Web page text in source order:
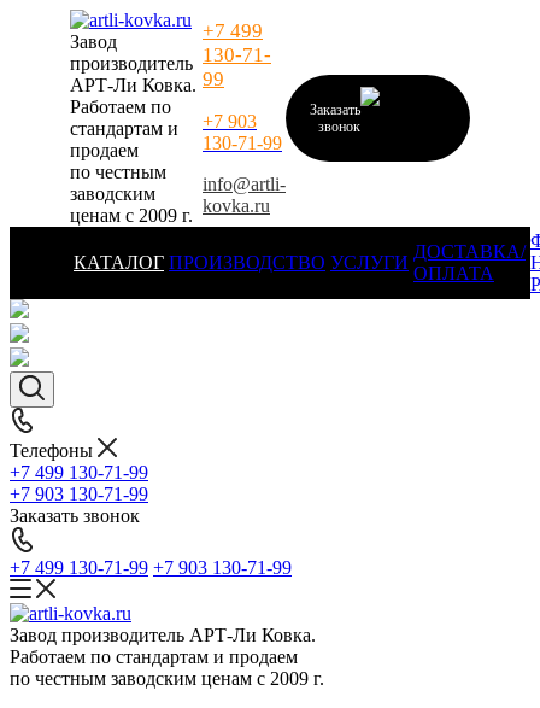
Завод
производитель
АРТ-Ли Ковка.
Работаем по
стандартам и
продаем
по честным
заводским
ценам с 2009 г.
+7 499
130-71-
99
+7 903
130-71-99
info@artli-
kovka.ru
Заказать
звонок
КАТАЛОГ ПРОИЗВОДСТВО УСЛУГИ
ДОСТАВКА/
ОПЛАТА
Телефоны
+7 499 130-71-99
+7 903 130-71-99
Заказать звонок
+7 499 130-71-99 +7 903 130-71-99
Завод производитель АРТ-Ли Ковка.
Работаем по стандартам и продаем
по честным заводским ценам с 2009 г.